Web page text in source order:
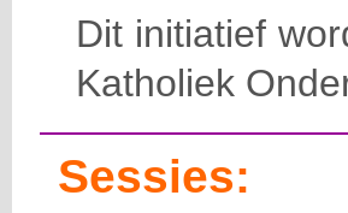
Dit initiatief
Katholiek
Sessies: